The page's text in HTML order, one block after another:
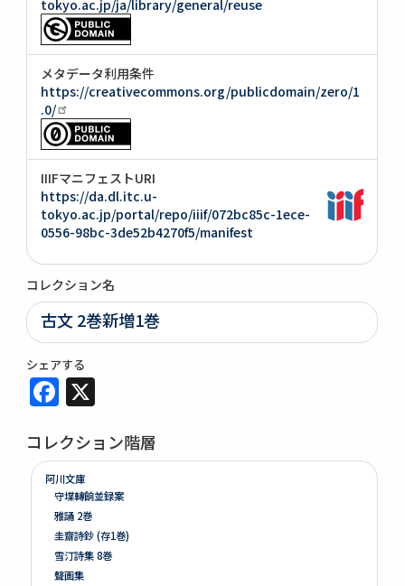
tokyo.ac.jp/ja/library/general/reuse
メタデータ利用条件
https://creativecommons.org/publicdomain/zero/1
.0/
IIIFマニフェストURI
https://da.dl.itc.u-
tokyo.ac.jp/portal/repo/iiif/072bc85c-1ece-
0556-98bc-3de52b4270f5/manifest
コレクション名
古文 2巻新増1巻
シェアする
Facebook
コレクション階層
阿川文庫
守堞轉餉並録案
雅誦 2巻
圭齋詩鈔 (存1巻)
雪汀詩集 8巻
聲画集